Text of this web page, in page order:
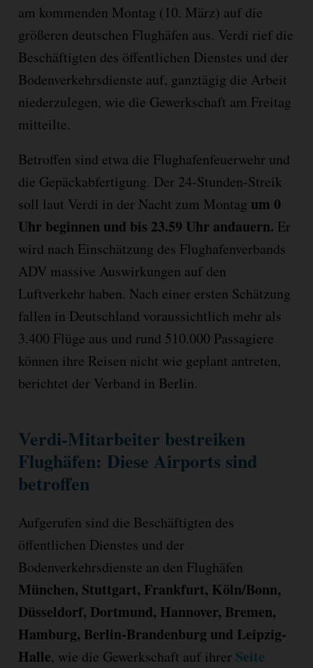
am kommenden Montag (10. März) auf die
größeren deutschen Flughäfen aus. Verdi rief die
Beschäftigten des öffentlichen Dienstes und der
Bodenverkehrsdienste auf, ganztägig die Arbeit
niederzulegen, wie die Gewerkschaft am Freitag
mitteilte.
Betroffen sind etwa die Flughafenfeuerwehr und
die Gepäckabfertigung. Der 24-Stunden-Streik
soll laut Verdi in der Nacht zum Montag um 0
Uhr beginnen und bis 23.59 Uhr andauern. Er
wird nach Einschätzung des Flughafenverbands
ADV massive Auswirkungen auf den
Luftverkehr haben. Nach einer ersten Schätzung
fallen in Deutschland voraussichtlich mehr als
3.400 Flüge aus und rund 510.000 Passagiere
können ihre Reisen nicht wie geplant antreten,
berichtet der Verband in Berlin.
Verdi-Mitarbeiter bestreiken
Flughäfen: Diese Airports sind
betroffen
Aufgerufen sind die Beschäftigten des
öffentlichen Dienstes und der
Bodenverkehrsdienste an den Flughäfen
München, Stuttgart, Frankfurt, Köln/Bonn,
Düsseldorf, Dortmund, Hannover, Bremen,
Hamburg, Berlin-Brandenburg und Leipzig-
Halle, wie die Gewerkschaft auf ihrer Seite